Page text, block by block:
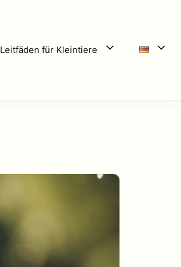
Leitfäden für Kleintiere